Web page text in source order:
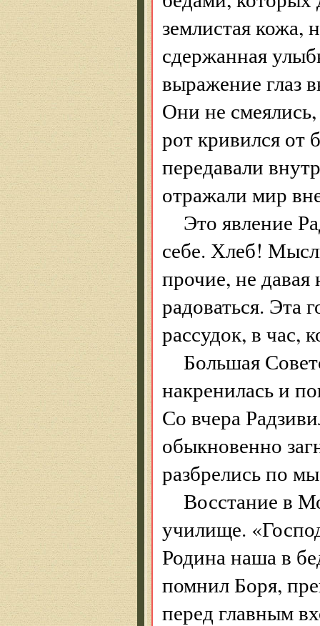
землистая кожа,
сдержанная
выражение глаз
Они не смеялись,
рот кривился от
передавали
отражали мир
Это явление
себе. Хлеб!
прочие, не давая
радоваться. Эта
рассудок, в час,
Большая
накренилась и
Со вчера
обыкновенно
разбрелись по
Восстание в
училище.
Родина наша в
помнил Боря,
перед главным